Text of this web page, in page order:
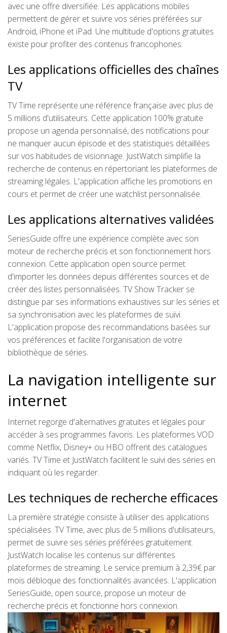
avec une offre diversifiée. Les applications mobiles
permettent de gérer et suivre vos séries préférées sur
Android, iPhone et iPad. Une multitude d'options gratuites
existe pour profiter des contenus francophones.
Les applications officielles des chaînes
TV
TV Time représente une référence française avec plus de
5 millions d'utilisateurs. Cette application 100% gratuite
propose un agenda personnalisé, des notifications pour
ne manquer aucun épisode et des statistiques détaillées
sur vos habitudes de visionnage. JustWatch simplifie la
recherche de contenus en répertoriant les plateformes de
streaming légales. L'application affiche les promotions en
cours et permet de créer une watchlist personnalisée.
Les applications alternatives validées
SeriesGuide offre une expérience complète avec son
moteur de recherche précis et son fonctionnement hors
connexion. Cette application open source permet
d'importer les données depuis différentes sources et de
créer des listes personnalisées. TV Show Tracker se
distingue par ses informations exhaustives sur les séries et
sa synchronisation avec les plateformes de suivi.
L'application propose des recommandations basées sur
vos préférences et facilite l'organisation de votre
bibliothèque de séries.
La navigation intelligente sur
internet
Internet regorge d'alternatives gratuites et légales pour
accéder à ses programmes favoris. Les plateformes VOD
comme Netflix, Disney+ ou HBO offrent des catalogues
variés. TV Time et JustWatch facilitent le suivi des séries en
indiquant où les regarder.
Les techniques de recherche efficaces
La première stratégie consiste à utiliser des applications
spécialisées. TV Time, avec plus de 5 millions d'utilisateurs,
permet de suivre ses séries préférées gratuitement.
JustWatch localise les contenus sur différentes
plateformes de streaming. Le service premium à 2,39€ par
mois débloque des fonctionnalités avancées. L'application
SeriesGuide, open source, propose un moteur de
recherche précis et fonctionne hors connexion.